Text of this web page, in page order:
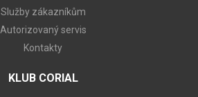
Služby zákazníkům
Autorizovaný servis
Kontakty
KLUB CORIAL